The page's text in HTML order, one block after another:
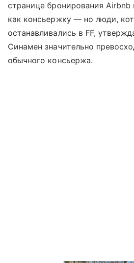
странице бронирования
как консьержку — но люди,
останавливались в FF,
Синамен значительно
обычного консьержа.